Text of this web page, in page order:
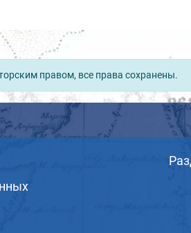
правом, все права сохранены.